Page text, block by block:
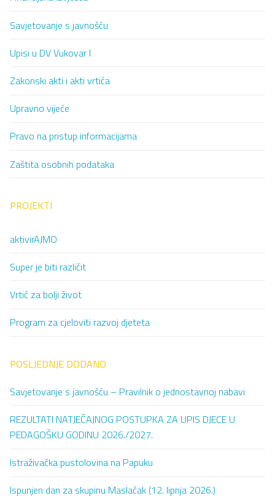
Savjetovanje s javnošću
Upisi u DV Vukovar I
Zakonski akti i akti vrtića
Upravno vijeće
Pravo na pristup informacijama
Zaštita osobnih podataka
PROJEKTI
aktivirAJMO
Super je biti različit
Vrtić za bolji život
Program za cjeloviti razvoj djeteta
POSLJEDNJE DODANO
Savjetovanje s javnošću – Pravilnik o jednostavnoj nabavi
REZULTATI NATJEČAJNOG POSTUPKA ZA UPIS DJECE U
PEDAGOŠKU GODINU 2026./2027.
Istraživačka pustolovina na Papuku
Ispunjen dan za skupinu Maslačak (12. lipnja 2026.)